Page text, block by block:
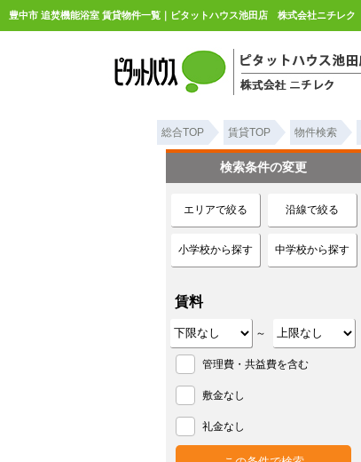
豊中市 追焚機能浴室 賃貸物件一覧｜ピタットハウス池田店 株式会社ニチレク
総合TOP 賃貸TOP 物件検索
検索条件の変更
エリアで絞る 沿線で絞る
小学校から探す 中学校から探す
賃料
～
管理費・共益費を含む
敷金なし
礼金なし